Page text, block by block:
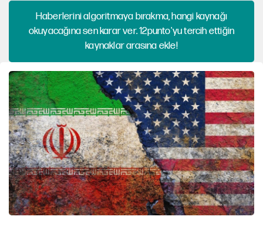
Haberlerini algoritmaya bırakma, hangi kaynağı
okuyacağına sen karar ver. 12punto'yu tercih ettiğin
kaynaklar arasına ekle!